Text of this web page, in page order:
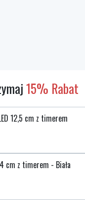
15% Rabat
12,5 cm z timerem
cm z timerem - Biała